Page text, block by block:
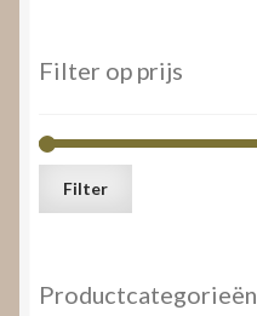
Filter op prijs
Filter
Productcategorieën